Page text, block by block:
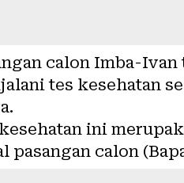
calon Imba-
tes kesehatan
ini
pasangan calon